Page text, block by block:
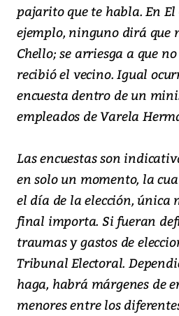
pajarito que te habla. En
ejemplo, ninguno dirá que
Chello; se arriesga a que
recibió el vecino. Igual
encuesta dentro de un
empleados de Varela
Las encuestas son
en solo un momento, la
el día de la elección, única
final importa. Si fueran
traumas y gastos de
Tribunal Electoral.
haga, habrá márgenes de
menores entre los